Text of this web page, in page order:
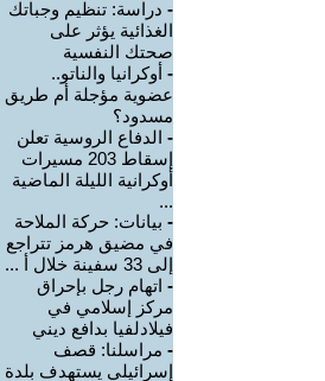
- دراسة: تنظيم وجباتك
الغذائية يؤثر على
صحتك النفسية
- أوكرانيا والناتو..
عضوية مؤجلة أم طريق
مسدود؟
- الدفاع الروسية تعلن
إسقاط 203 مسيرات
أوكرانية الليلة الماضية
...
- بيانات: حركة الملاحة
في مضيق هرمز تتراجع
إلى 33 سفينة خلال أ ...
- اتهام رجل بإحراق
مركز إسلامي في
فيلادلفيا بدافع ديني
- مراسلنا: قصف
إسرائيلي يستهدف بلدة